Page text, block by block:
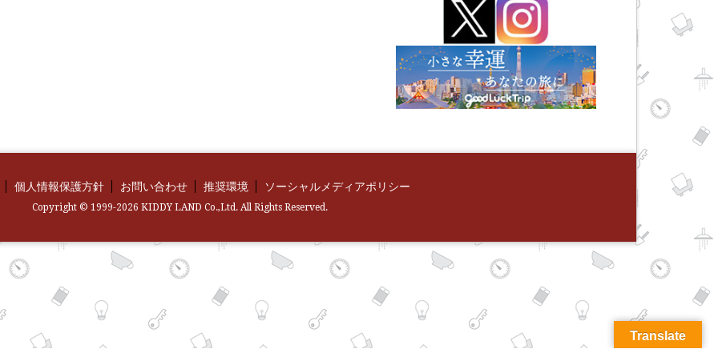
個人情報保護方針 お問い合わせ 推奨環境 ソーシャルメディアポリシー
Copyright © 1999-2026 KIDDY LAND Co.,Ltd. All Rights Reserved.
Translate